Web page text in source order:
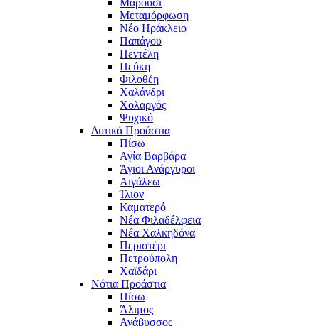
Μαρούσι
Μεταμόρφωση
Νέο Ηράκλειο
Παπάγου
Πεντέλη
Πεύκη
Φιλοθέη
Χαλάνδρι
Χολαργός
Ψυχικό
Δυτικά Προάστια
Πίσω
Αγία Βαρβάρα
Άγιοι Ανάργυροι
Αιγάλεω
Ίλιον
Καματερό
Νέα Φιλαδέλφεια
Νέα Χαλκηδόνα
Περιστέρι
Πετρούπολη
Χαϊδάρι
Νότια Προάστια
Πίσω
Άλιμος
Ανάβυσσος